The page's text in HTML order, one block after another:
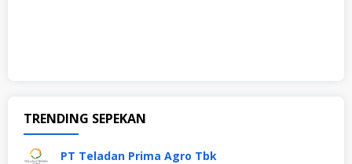
TRENDING SEPEKAN
PT Teladan Prima Agro Tbk